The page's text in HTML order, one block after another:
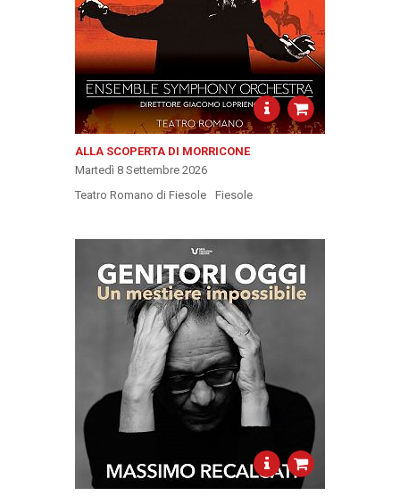
ALLA SCOPERTA DI MORRICONE
Martedì 8 Settembre 2026
Teatro Romano di Fiesole
Fiesole